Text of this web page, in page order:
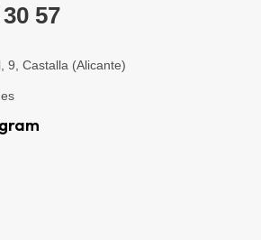
57
9, Castalla (Alicante)